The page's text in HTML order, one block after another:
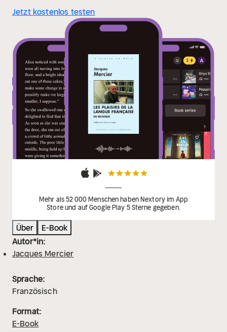
Jetzt kostenlos testen
Mehr als 52 000 Menschen haben Nextory im App
Store und auf Google Play 5 Sterne gegeben.
Über
E-Book
Autor*in:
Jacques Mercier
Sprache:
Französisch
Format:
E-Book